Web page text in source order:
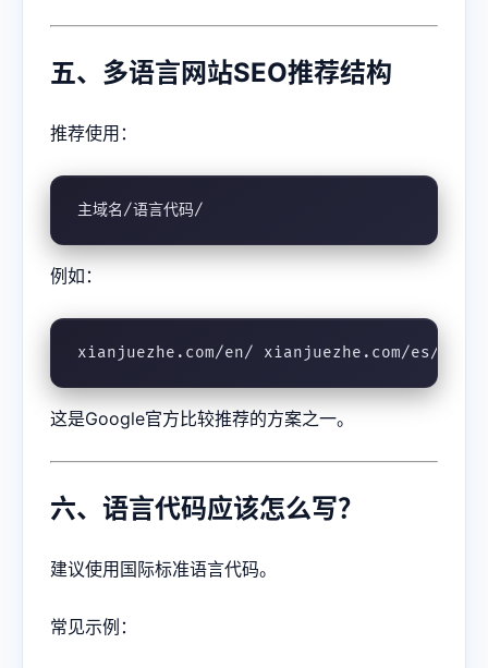
五、多语言网站SEO推荐结构
推荐使用：
主域名/语言代码/
例如：
xianjuezhe.com/en/ xianjuezhe.com/es/
这是Google官方比较推荐的方案之一。
六、语言代码应该怎么写？
建议使用国际标准语言代码。
常见示例：